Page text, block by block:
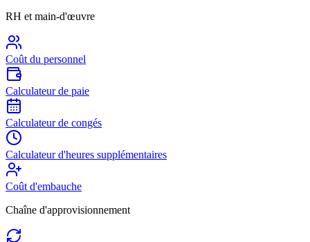
RH et main-d'œuvre
Coût du personnel
Calculateur de paie
Calculateur de congés
Calculateur d'heures supplémentaires
Coût d'embauche
Chaîne d'approvisionnement